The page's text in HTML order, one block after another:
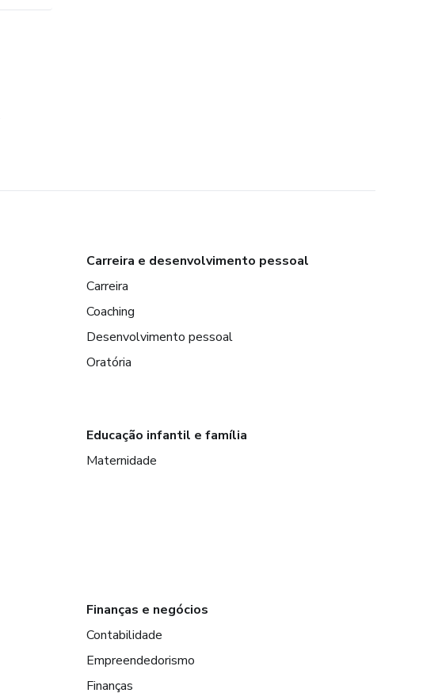
Carreira e desenvolvimento pessoal
Carreira
Coaching
Desenvolvimento pessoal
Oratória
Educação infantil e família
Maternidade
Finanças e negócios
Contabilidade
Empreendedorismo
Finanças